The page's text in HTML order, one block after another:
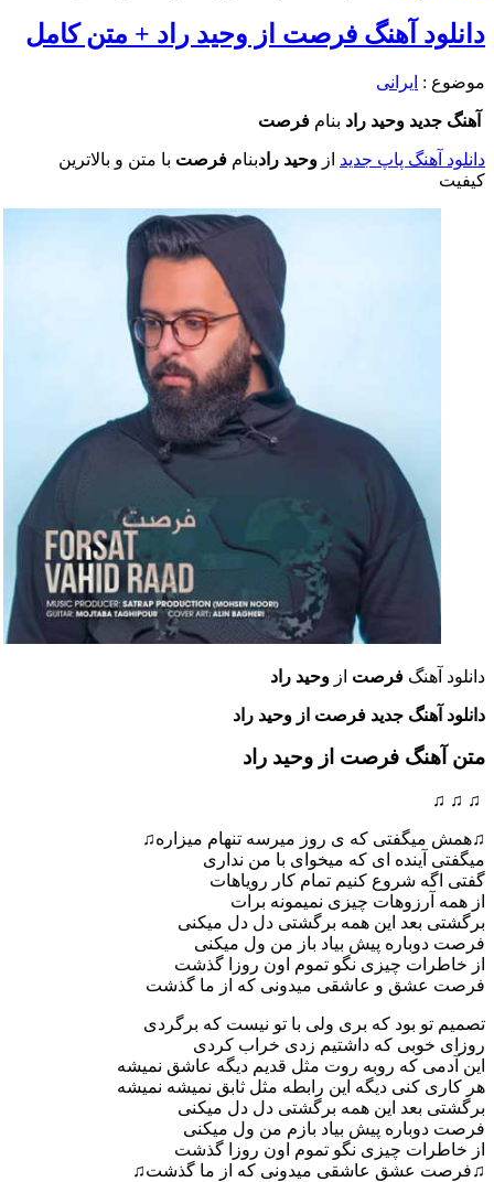
دانلود آهنگ فرصت از وحید راد + متن کامل
موضوع : ایرانی
آهنگ جدید وحید راد بنام فرصت
دانلود آهنگ پاپ جدید از وحید رادبنام فرصت با متن و بالاترین
کیفیت
دانلود آهنگ فرصت از وحید راد
دانلود آهنگ جدید فرصت از وحید راد
متن آهنگ فرصت از وحید راد
♫ ♫ ♫
♫همش میگفتی که ی روز میرسه تنهام میزاره♫
میگفتی آینده ای که میخوای با من نداری
گفتی اگه شروع کنیم تمام کار رویاهات
از همه آرزوهات چیزی نمیمونه برات
برگشتی بعد این همه برگشتی دل دل میکنی
فرصت دوباره پیش بیاد باز من ول میکنی
از خاطرات چیزی نگو تموم اون روزا گذشت
فرصت عشق و عاشقی میدونی که از ما گذشت
تصمیم تو بود که بری ولی با تو نیست که برگردی
روزای خوبی که داشتیم زدی خراب کردی
این آدمی که روبه روت مثل قدیم دیگه عاشق نمیشه
هر کاری کنی دیگه این رابطه مثل ثابق نمیشه نمیشه
برگشتی بعد این همه برگشتی دل دل میکنی
فرصت دوباره پیش بیاد بازم من ول میکنی
از خاطرات چیزی نگو تموم اون روزا گذشت
♫فرصت عشق عاشقی میدونی که از ما گذشت♫